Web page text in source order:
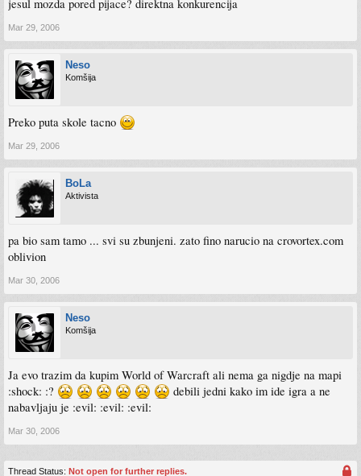
jesul mozda pored pijace? direktna konkurencija
Mar 29, 2006
Neso
Komšija
Preko puta skole tacno
Mar 29, 2006
BoLa
Aktivista
pa bio sam tamo ... svi su zbunjeni. zato fino narucio na crovortex.com
oblivion
Mar 30, 2006
Neso
Komšija
Ja evo trazim da kupim World of Warcraft ali nema ga nigdje na mapi
:shock: :?
debili jedni kako im ide igra a ne
nabavljaju je :evil: :evil: :evil:
Mar 30, 2006
Thread Status: Not open for further replies.